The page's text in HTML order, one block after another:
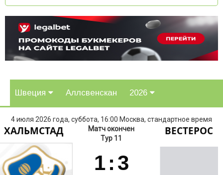
Швеция Аллсвенскан 2026
4 июля 2026 года, суббота, 16:00 Москва, стандартное время
ХАЛЬМСТАД
Матч окончен
Тур 11
1: 3
ВЕСТЕРОС